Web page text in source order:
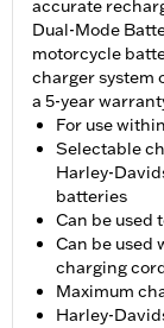
accurate
Dual-Mode
motorcycle
charger system
a 5-year
For use
Selectable
Harley-
batteries
Can be used
Can be used
charging
Maximum
Harley-